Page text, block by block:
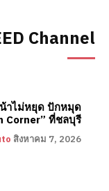
Channel
าไม่หยุด ปักหมุด
Corner” ที่ชลบุรี
สิงหาคม 7, 2026